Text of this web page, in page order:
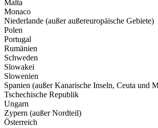
Malta
Monaco
Niederlande (außer außereuropäische Gebiete)
Polen
Portugal
Rumänien
Schweden
Slowakei
Slowenien
Spanien (außer Kanarische Inseln, Ceuta und
Tschechische Republik
Ungarn
Zypern (außer Nordteil)
Österreich